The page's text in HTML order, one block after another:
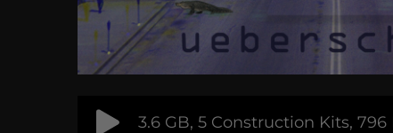
3.6 GB, 5 Construction Kits,